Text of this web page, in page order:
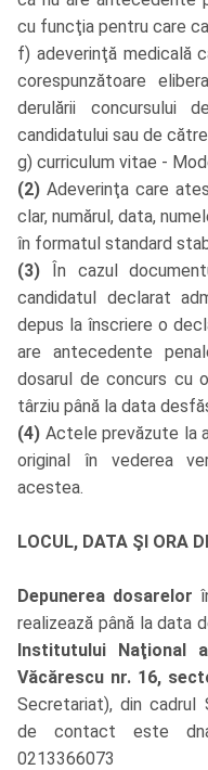
cu funcţia pentru care
f) adeverinţă medicală
corespunzătoare
derulării concursului
candidatului sau de
g) curriculum vitae -
(2) Adeverinţa care
clar, numărul, data,
în formatul standard
(3) În cazul
candidatul declarat
depus la înscriere o
are antecedente
dosarul de concurs cu
târziu până la data
(4) Actele prevăzute la
original în vederea
acestea.
LOCUL, DATA ŞI ORA
Depunerea dosarelor
realizează până la data
Institutului Naţional
Văcărescu nr. 16,
Secretariat), din cadrul
de contact este
0213366073